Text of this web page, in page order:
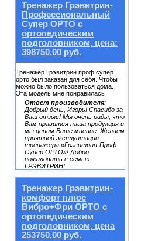
Тренажер Грэвитрин-
Профессиональный
Супер ОРТО с
ортопедическим
подголовником, цена:
398750.00 руб.
Тренажер Грэвитрин проф супер
орто был заказан для себя. Чтобы
можно было пользоваться дома.
Эта модель мне понравилась
Ответ производителя:
Добрый день, Игорь! Спасибо за
Ваш отзыв! Мы очень рады, что
Вам нравится наша продукция и
мы ценим Ваше мнение. Желаем
приятной эксплуатации
тренажера «Грэвитрин-Проф
Супер ОРТО»! Добро
пожаловать в семью
ГРЭВИТРИН!
Тренажер Грэвитрин-
комфорт плюс
Вибро+Фри ОРТО с
ортопедическим
подголовником, цена
253750.00 руб.